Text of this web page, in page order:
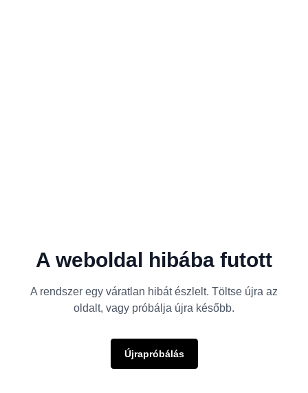
A weboldal hibába futott
A rendszer egy váratlan hibát észlelt. Töltse újra az
oldalt, vagy próbálja újra később.
Újrapróbálás